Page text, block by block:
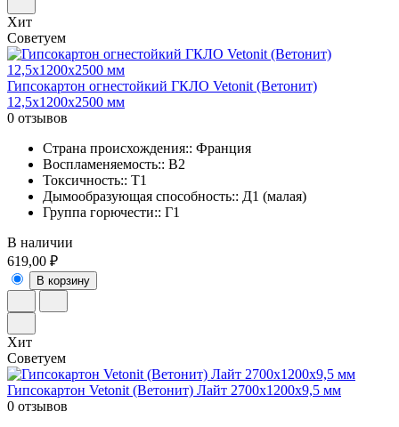
Хит
Советуем
Гипсокартон огнестойкий ГКЛО Vetonit (Ветонит)
12,5х1200х2500 мм
0 отзывов
Страна происхождения:: Франция
Воспламеняемость:: В2
Токсичность:: Т1
Дымообразующая способность:: Д1 (малая)
Группа горючести:: Г1
В наличии
619,00 ₽
В корзину
Хит
Советуем
Гипсокартон Vetonit (Ветонит) Лайт 2700х1200х9,5 мм
0 отзывов